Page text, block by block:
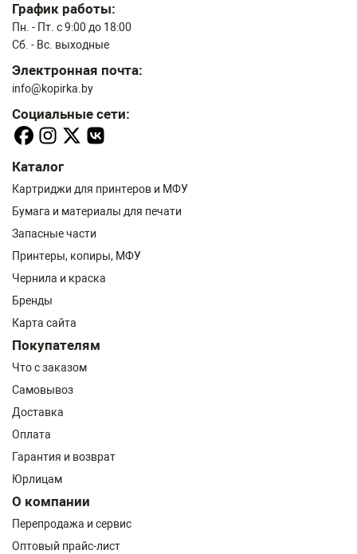
График работы:
Пн. - Пт. с 9:00 до 18:00
Сб. - Вс. выходные
Электронная почта:
info@kopirka.by
Социальные сети:
Каталог
Картриджи для принтеров и МФУ
Бумага и материалы для печати
Запасные части
Принтеры, копиры, МФУ
Чернила и краска
Бренды
Карта сайта
Покупателям
Что с заказом
Самовывоз
Доставка
Оплата
Гарантия и возврат
Юрлицам
О компании
Перепродажа и сервис
Оптовый прайс-лист